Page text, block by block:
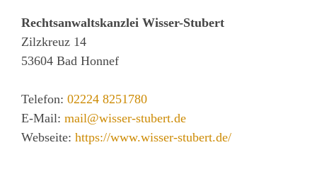
Rechtsanwaltskanzlei Wisser-Stubert
Zilzkreuz 14
53604 Bad Honnef
Telefon: 02224 8251780
E-Mail: mail@wisser-stubert.de
Webseite: https://www.wisser-stubert.de/